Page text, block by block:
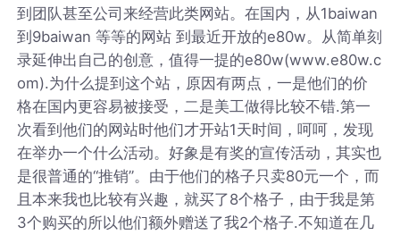
到团队甚至公司来经营此类网站。在国内，从1baiwan
到9baiwan 等等的网站 到最近开放的e80w。从简单刻
录延伸出自己的创意，值得一提的e80w(www.e80w.c
om).为什么提到这个站，原因有两点，一是他们的价
格在国内更容易被接受，二是美工做得比较不错.第一
次看到他们的网站时他们才开站1天时间，呵呵，发现
在举办一个什么活动。好象是有奖的宣传活动，其实也
是很普通的“推销”。由于他们的格子只卖80元一个，而
且本来我也比较有兴趣，就买了8个格子，由于我是第
3个购买的所以他们额外赠送了我2个格子.不知道在几